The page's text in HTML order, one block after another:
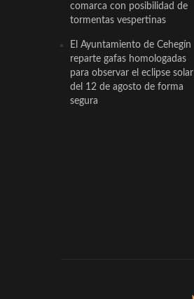
comarca con posibilidad de
tormentas vespertinas
El Ayuntamiento de Cehegín
reparte gafas homologadas
para observar el eclipse solar
del 12 de agosto de forma
segura